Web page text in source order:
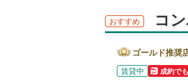
おすすめ コ
ゴールド推奨
賃貸中 成約で